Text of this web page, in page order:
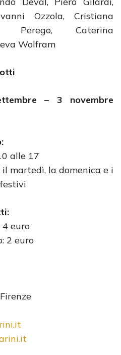
Ozzola, Cristiana
Perego, Caterina
Wolfram
– 3 novembre
alle 17
il martedì, la domenica e i
4 euro
2 euro